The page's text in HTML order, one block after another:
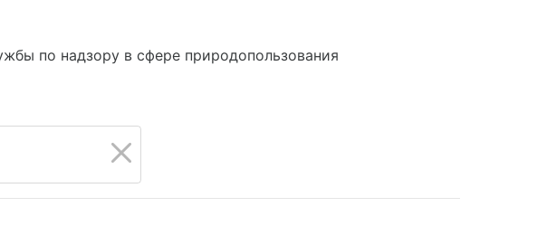
по надзору в сфере природопользования